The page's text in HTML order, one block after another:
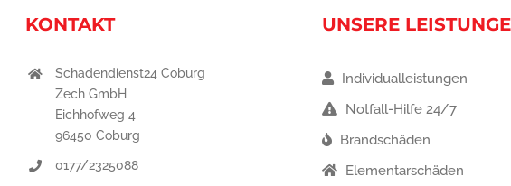
KONTAKT
Schadendienst24 Coburg
Zech GmbH
Eichhofweg 4
96450 Coburg
0177/2325088
UNSERE
Individualleistungen
Notfall-Hilfe 24/7
Brandschäden
Elementarschäden